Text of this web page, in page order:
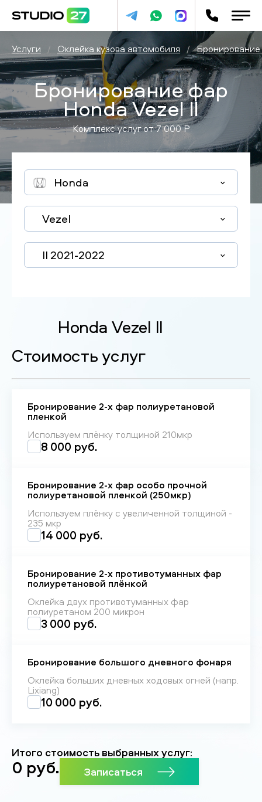
Услуги / Оклейка кузова автомобиля /
Бронирование фар
Honda Vezel II
Комплекс услуг от7 000P
Honda
Vezel
II 2021-2022
Honda Vezel II
Стоимость услуг
Бронирование 2-х фар полиуретановой
пленкой
Используем плёнку толщиной 210мкр
8 000 руб.
Бронирование 2-х фар особо прочной
полиуретановой пленкой (250мкр)
Используем плёнку с увеличенной толщиной -
235 мкр
14 000 руб.
Бронирование 2-х противотуманных фар
полиуретановой плёнкой
Оклейка двух противотуманных фар
полиуретаном 200 микрон
3 000 руб.
Бронирование большого дневного фонаря
Оклейка больших дневных ходовых огней (напр.
Lixiang)
10 000 руб.
Итого стоимость выбранных услуг:
0 руб. Записаться